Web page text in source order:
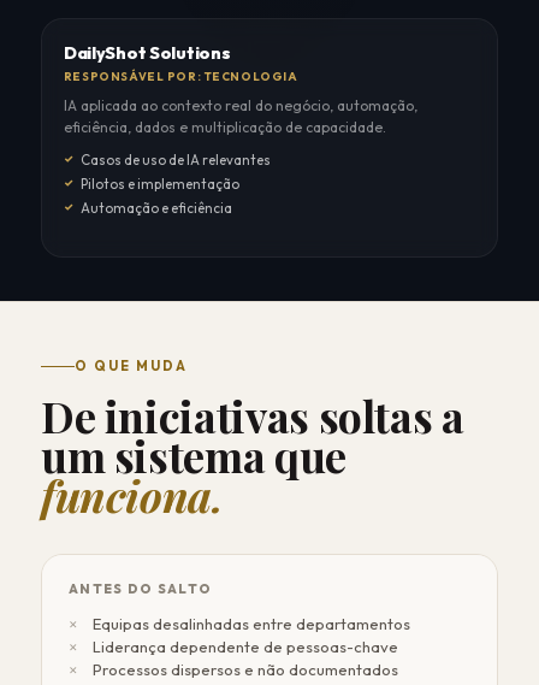
DailyShot Solutions
RESPONSÁVEL POR: TECNOLOGIA
IA aplicada ao contexto real do negócio, automação,
eficiência, dados e multiplicação de capacidade.
Casos de uso de IA relevantes
Pilotos e implementação
Automação e eficiência
O QUE MUDA
De iniciativas soltas a
um sistema que
funciona.
ANTES DO SALTO
Equipas desalinhadas entre departamentos
Liderança dependente de pessoas-chave
Processos dispersos e não documentados